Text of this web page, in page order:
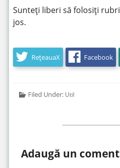
Sunteți liberi să folosiți
jos.
RețeauaX Facebook
Filed Under: Util
Adaugă un